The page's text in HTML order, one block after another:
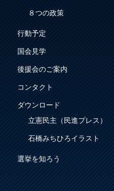
８つの政策
行動予定
国会見学
後援会のご案内
コンタクト
ダウンロード
立憲民主（民進プレス）
石橋みちひろイラスト
選挙を知ろう